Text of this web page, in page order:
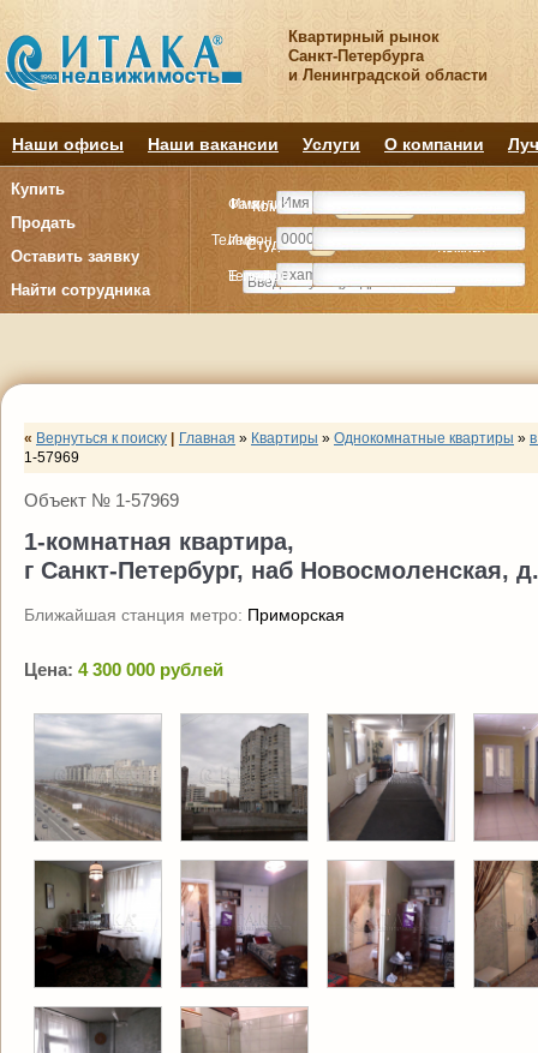
Квартирный рынок
Санкт-Петербурга
и Ленинградской области
Наши офисы Наши вакансии Услуги О компании
Купить
Продать
Оставить заявку
Найти сотрудника
Комнату
Студия Комнат
Комнату
Студия Комнат
Имя
Телефон
E-mail
Фамилия
Имя
Телефон
« Вернуться к поиску Главная » Квартиры » Однокомнатные квартиры »
1-57969
Объект № 1-57969
1-комнатная квартира,
г Санкт-Петербург, наб Новосмоленская,
Ближайшая станция метро: Приморская
Цена: 4 300 000 рублей